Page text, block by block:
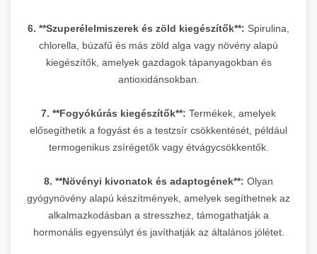
6. **Szuperélelmiszerek és zöld kiegészítők**: Spirulina,
chlorella, búzafű és más zöld alga vagy növény alapú
kiegészítők, amelyek gazdagok tápanyagokban és
antioxidánsokban.
7. **Fogyókúrás kiegészítők**: Termékek, amelyek
elősegíthetik a fogyást és a testzsír csökkentését, például
termogenikus zsírégetők vagy étvágycsökkentők.
8. **Növényi kivonatok és adaptogének**: Olyan
gyógynövény alapú készítmények, amelyek segíthetnek az
alkalmazkodásban a stresszhez, támogathatják a
hormonális egyensúlyt és javíthatják az általános jólétet.